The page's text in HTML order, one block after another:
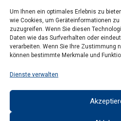
Um Ihnen ein optimales Erlebnis zu
wie Cookies, um Geräteinformationen
zuzugreifen. Wenn Sie diesen
Daten wie das Surfverhalten oder
verarbeiten. Wenn Sie Ihre Zustimmung
können bestimmte Merkmale und
Dienste verwalten